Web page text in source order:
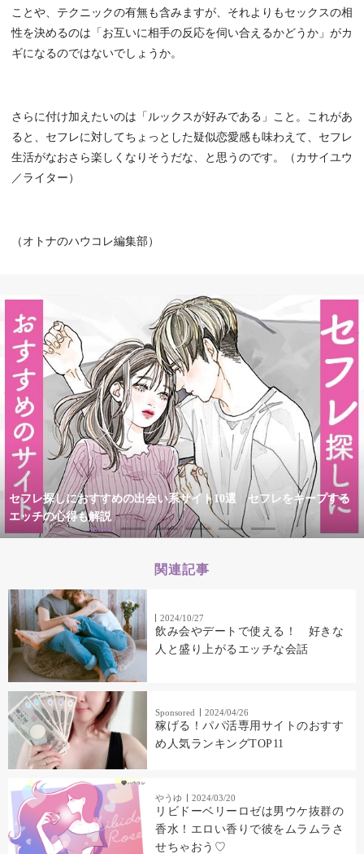
ことや、テクニックの有無も含みますが、それよりもセックスの相
性を決めるのは「お互いに相手の反応を伺い合えるかどうか」がカ
ギになるのではないでしょうか。
さらに付け加えたいのは「ルックスが好みである」こと。これがあ
ると、セフレに対してちょっとした疑似恋愛感も味わえて、セフレ
生活がなおさら楽しくなりそうだな、と思うのです。（カサイユウ
／ライター）
（オトナのハウコレ編集部）
セフレ探しにおすすめの出会い系サイト10選 セフレをキープする
エッチの心得も解説
関連記事
2024/10/27
飲み会やデートで使える！ 好きな
人と盛り上がるエッチな会話
Sponsored 2024/04/26
稼げる！パパ活専用サイトのおすす
め人気ランキングTOP11
やうゆ 2024/03/20
リビドーベリーロゼは男ウケ抜群の
香水！エロい香りで彼をムラムラさ
せちゃおう♡